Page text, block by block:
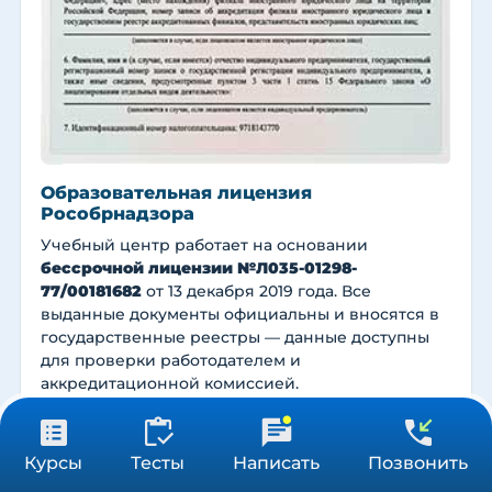
Курсы Тесты Написать Позвонить
Образовательная лицензия
Рособрнадзора
Учебный центр работает на основании
бессрочной лицензии №Л035-01298-
77/00181682 от 13 декабря 2019 года. Все
выданные документы официальны и вносятся в
государственные реестры — данные доступны
для проверки работодателем и
аккредитационной комиссией.
ФИС ФРДО(Рособрнадзор) — внесение
каждого удостоверения
ФРМР
(Минздрав РФ) — регистрация в
24 900 ₽
504 ч Получить консультацию